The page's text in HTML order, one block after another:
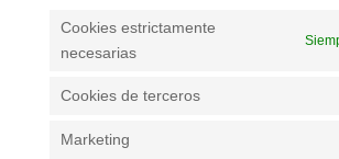
Cookies estrictamente
necesarias
Cookies de terceros
Marketing